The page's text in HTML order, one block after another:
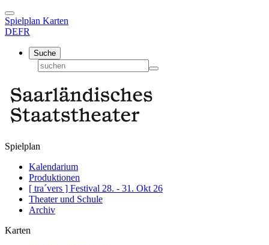
Spielplan Karten
DEFR
Suche
Spielplan
Kalendarium
Produktionen
[ tra´vers ] Festival 28. - 31. Okt 26
Theater und Schule
Archiv
Karten